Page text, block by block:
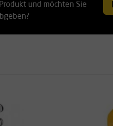
und möchten Sie